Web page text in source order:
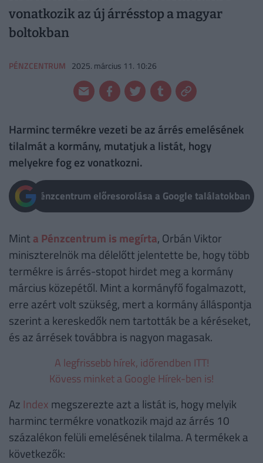
vonatkozik az új árrésstop a magyar
boltokban
PÉNZCENTRUM 2025. március 11. 10:26
Harminc termékre vezeti be az árrés emelésének
tilalmát a kormány, mutatjuk a listát, hogy
melyekre fog ez vonatkozni.
Pénzcentrum előresorolása a Google találatokban
Minta Pénzcentrum is megírta, Orbán Viktor
miniszterelnök ma délelőtt jelentette be, hogy több
termékre is árrés-stopot hirdet meg a kormány
március közepétől. Mint a kormányfő fogalmazott,
erre azért volt szükség, mert a kormány álláspontja
szerint a kereskedők nem tartották be a kéréseket,
és az árrések továbbra is nagyon magasak.
A legfrissebb hírek, időrendben ITT!
Kövess minket a Google Hírek-ben is!
Az Index megszerezte azt a listát is, hogy melyik
harminc termékre vonatkozik majd az árrés 10
százalékon felüli emelésének tilalma. A termékek a
következők: